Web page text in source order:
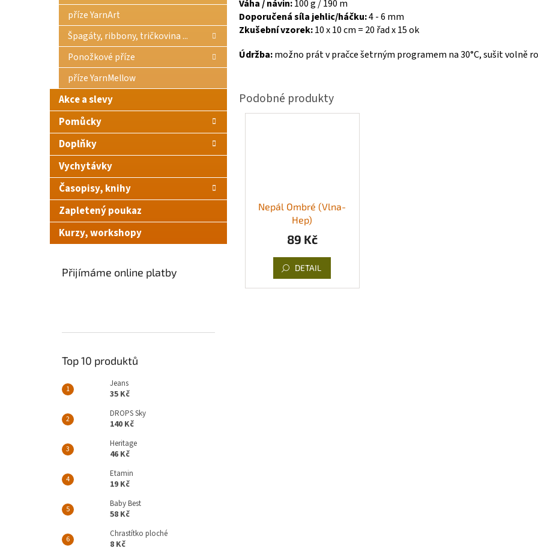
příze YarnArt
Špagáty, ribbony, tričkovina ...
Ponožkové příze
příze YarnMellow
Akce a slevy
Pomůcky
Doplňky
Vychytávky
Časopisy, knihy
Zapletený poukaz
Kurzy, workshopy
Přijímáme online platby
Top 10 produktů
Jeans
35 Kč
DROPS Sky
140 Kč
Heritage
46 Kč
Etamin
19 Kč
Baby Best
58 Kč
Chrastítko ploché
8 Kč
Váha / návin:100 g / 190 m
Doporučená síla jehlic/háčku:4 - 6 mm
Zkušební vzorek:10 x 10 cm = 20 řad x 15 ok
Údržba:možno prát v pračce šetrným programem na 30°C, sušit volně
Nepál Ombré (Vlna-
Hep)
89 Kč
DETAIL